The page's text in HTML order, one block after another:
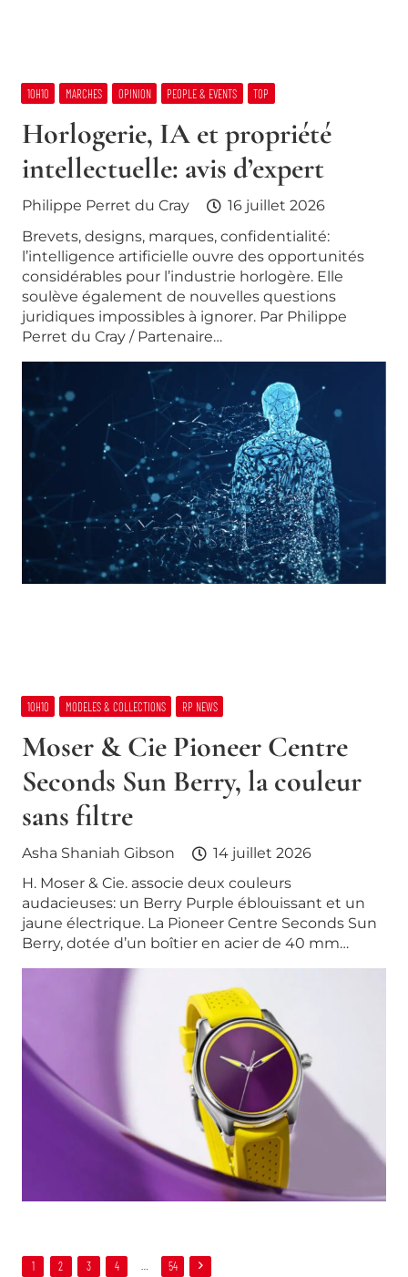
10H10 MARCHES OPINION PEOPLE & EVENTS TOP
Horlogerie, IA et propriété
intellectuelle: avis d’expert
Philippe Perret du Cray
16 juillet 2026
Brevets, designs, marques, confidentialité:
l’intelligence artificielle ouvre des opportunités
considérables pour l’industrie horlogère. Elle
soulève également de nouvelles questions
juridiques impossibles à ignorer. Par Philippe
Perret du Cray / Partenaire…
10H10 MODELES & COLLECTIONS RP NEWS
Moser & Cie Pioneer Centre
Seconds Sun Berry, la couleur
sans filtre
Asha Shaniah Gibson
14 juillet 2026
H. Moser & Cie. associe deux couleurs
audacieuses: un Berry Purple éblouissant et un
jaune électrique. La Pioneer Centre Seconds Sun
Berry, dotée d’un boîtier en acier de 40 mm…
1 2 3 4 … 54